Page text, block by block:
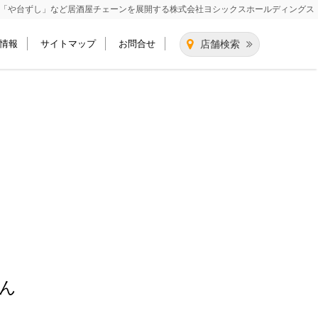
「や台ずし」など居酒屋チェーンを展開する株式会社ヨシックスホールディングス
店舗検索
報 サイトマップ お問合せ